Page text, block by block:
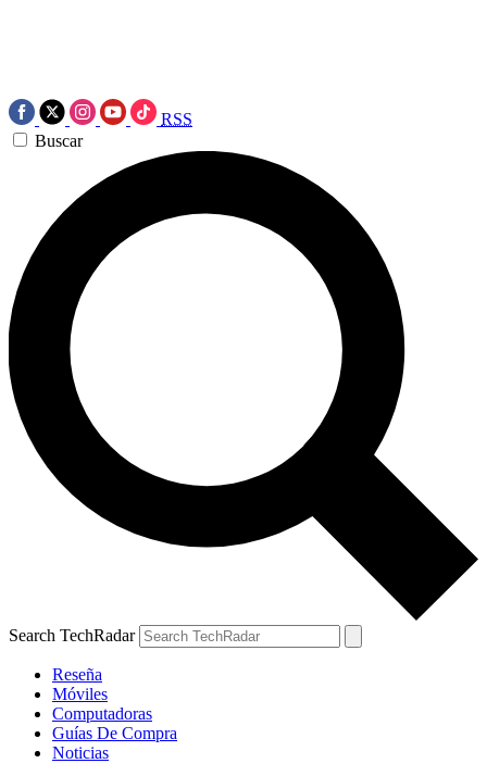
RSS
Buscar
Search TechRadar
Reseña
Móviles
Computadoras
Guías De Compra
Noticias